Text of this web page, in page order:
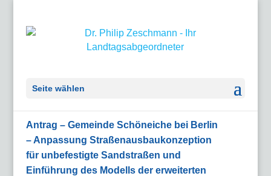
Seite wählen
Antrag – Gemeinde Schöneiche bei Berlin
– Anpassung Straßenausbaukonzeption
für unbefestigte Sandstraßen und
Einführung des Modells der erweiterten